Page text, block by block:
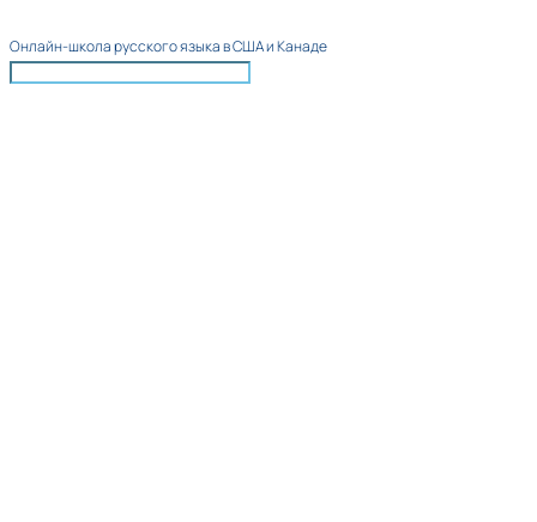
Онлайн-школа русского языка в США и Канаде​